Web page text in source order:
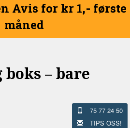
Avis for kr 1,- første
måned
–⁠ bare
75 77 24 50
TIPS OSS!